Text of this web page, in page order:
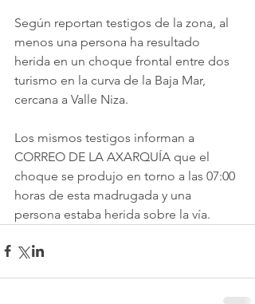
Según reportan testigos de la zona, al
menos una persona ha resultado
herida en un choque frontal entre dos
turismo en la curva de la Baja Mar,
cercana a Valle Niza.
Los mismos testigos informan a
CORREO DE LA AXARQUÍA que el
choque se produjo en torno a las 07:00
horas de esta madrugada y una
persona estaba herida sobre la vía.